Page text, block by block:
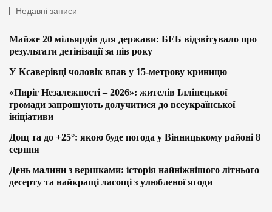
Недавні записи
Майже 20 мільярдів для держави: БЕБ відзвітувало про
результати детінізації за пів року
У Ксаверівці чоловік впав у 15-метрову криницю
«Пиріг Незалежності – 2026»: жителів Іллінецької
громади запрошують долучитися до всеукраїнської
ініціативи
Дощ та до +25°: якою буде погода у Вінницькому районі 8
серпня
День малини з вершками: історія найніжнішого літнього
десерту та найкращі ласощі з улюбленої ягоди